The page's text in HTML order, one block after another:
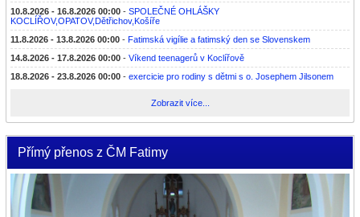
10.8.2026 - 16.8.2026 00:00 - SPOLEČNÉ OHLÁŠKY
KOCLÍŘOV,OPATOV,Dětřichov,Košíře
11.8.2026 - 13.8.2026 00:00 - Fatimská vigílie a fatimský den se Slovenskem
14.8.2026 - 17.8.2026 00:00 - Víkend teenagerů v Koclířově
18.8.2026 - 23.8.2026 00:00 - exercicie pro rodiny s dětmi s o. Josephem Jilsonem
Zobrazit více...
Přímý přenos z ČM Fatimy